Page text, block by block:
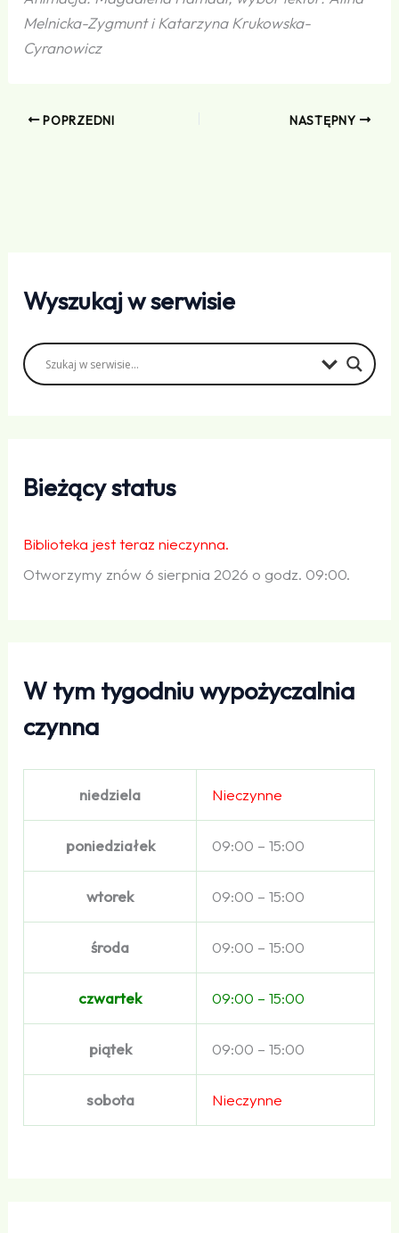
Melnicka-Zygmunt i Katarzyna Krukowska-
Cyranowicz
POPRZEDNI NASTĘPNY
Wyszukaj w serwisie
Bieżący status
Biblioteka jest teraz nieczynna.
Otworzymy znów 6 sierpnia 2026 o godz. 09:00.
W tym tygodniu wypożyczalnia
czynna
niedziela Nieczynne
poniedziałek 09:00 – 15:00
wtorek 09:00 – 15:00
środa 09:00 – 15:00
czwartek 09:00 – 15:00
piątek 09:00 – 15:00
sobota Nieczynne